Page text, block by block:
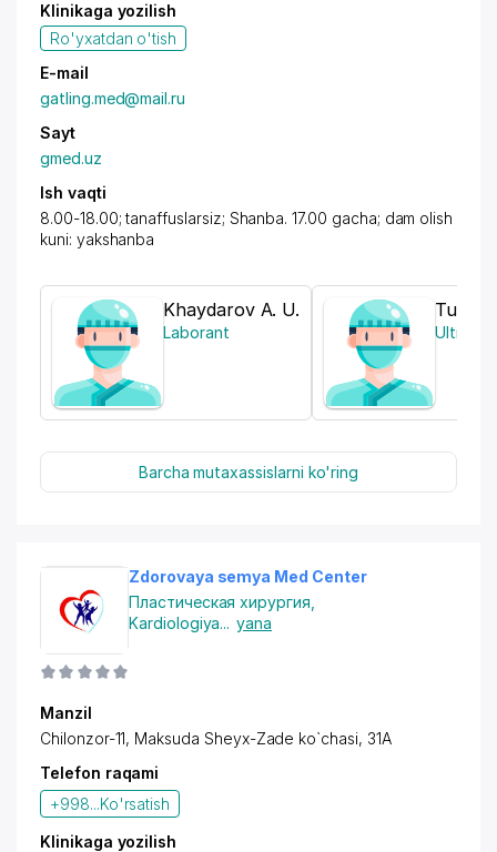
Klinikaga yozilish
Ro'yxatdan o'tish
E-mail
gatling.med@mail.ru
Sayt
gmed.uz
Ish vaqti
8.00-18.00; tanaffuslarsiz; Shanba. 17.00 gacha; dam olish
kuni: yakshanba
Khaydarov A. U.
Laborant
Barcha mutaxassislarni ko'ring
Zdorovaya semya Med Center
Пластическая хирургия
Kardiologiya... yana
Manzil
Chilonzor-11, Maksuda Sheyx-Zade ko`chasi, 31A
Telefon raqami
+998...Ko'rsatish
Klinikaga yozilish